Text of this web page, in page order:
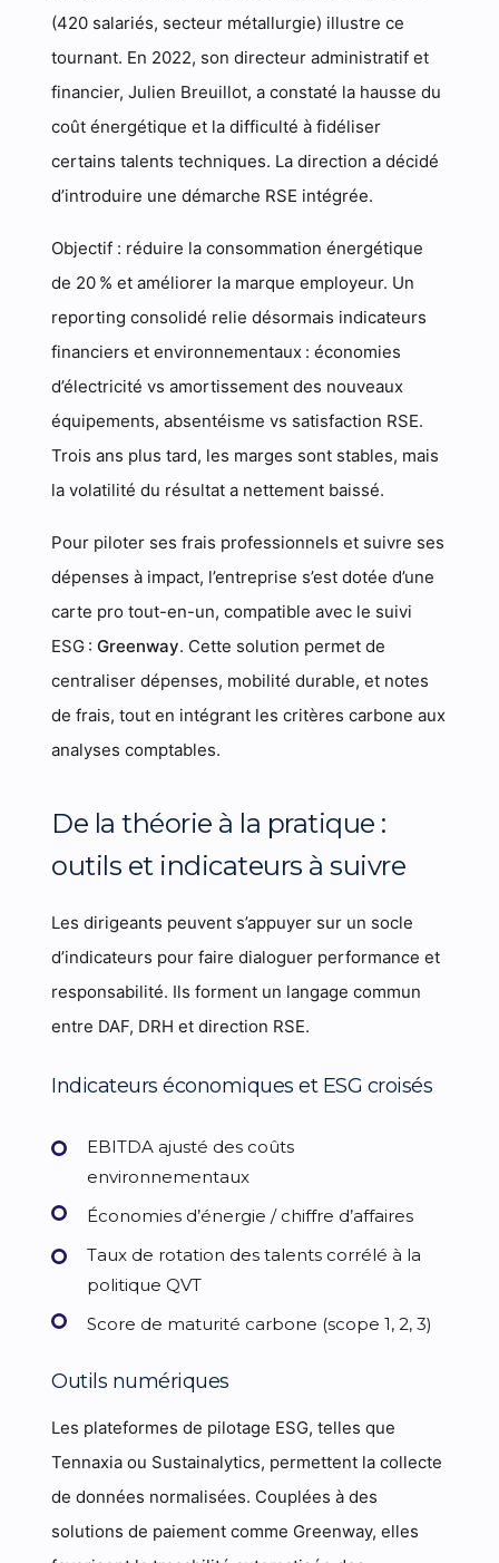
(420 salariés, secteur métallurgie) illustre ce
tournant. En 2022, son directeur administratif et
financier, Julien Breuillot, a constaté la hausse du
coût énergétique et la difficulté à fidéliser
certains talents techniques. La direction a décidé
d’introduire une démarche RSE intégrée.
Objectif : réduire la consommation énergétique
de 20 % et améliorer la marque employeur. Un
reporting consolidé relie désormais indicateurs
financiers et environnementaux : économies
d’électricité vs amortissement des nouveaux
équipements, absentéisme vs satisfaction RSE.
Trois ans plus tard, les marges sont stables, mais
la volatilité du résultat a nettement baissé.
Pour piloter ses frais professionnels et suivre ses
dépenses à impact, l’entreprise s’est dotée d’une
carte pro tout-en-un, compatible avec le suivi
ESG :Greenway. Cette solution permet de
centraliser dépenses, mobilité durable, et notes
de frais, tout en intégrant les critères carbone aux
analyses comptables.
De la théorie à la pratique :
outils et indicateurs à suivre
Les dirigeants peuvent s’appuyer sur un socle
d’indicateurs pour faire dialoguer performance et
responsabilité. Ils forment un langage commun
entre DAF, DRH et direction RSE.
Indicateurs économiques et ESG croisés
EBITDA ajusté des coûts
environnementaux
Économies d’énergie / chiffre d’affaires
Taux de rotation des talents corrélé à la
politique QVT
Score de maturité carbone (scope 1, 2, 3)
Outils numériques
Les plateformes de pilotage ESG, telles que
Tennaxia ou Sustainalytics, permettent la collecte
de données normalisées. Couplées à des
solutions de paiement comme Greenway, elles